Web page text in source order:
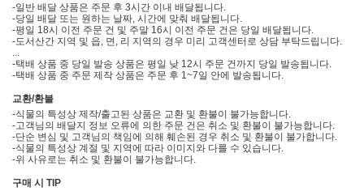
-일반 배달 상품은 주문 후 3시간 이내 배달됩니다.
-당일 배달 또는 원하는 날짜, 시간에 맞춰 배달됩니다.
-평일 18시 이전 주문 건 및 주말 16시 이전 주문 건은 당일 배달됩니다.
-도서산간 지역 및 읍, 면, 리 지역의 경우 미리 고객센터로 상담 부탁드립니다.
-택배 상품 중 당일 발송 상품은 평일 낮 12시 주문 건까지 당일 발송됩니다.
-택배 상품 중 주문 제작 상품은 주문 후 1~7일 안에 발송됩니다.
교환/환불
-식물의 특성상 제작/출고된 상품은 교환 및 환불이 불가능합니다.
-고객님의 배달지 정보 오류에 의한 주문 건은 취소 및 환불이 불가능합니다.
-단순 변심 및 고객님의 책임에 의해 훼손된 경우 취소 및 환불이 불가합니다.
-식물의 특성상 계절 및 지역에 따라 이미지와 다를 수 있습니다.
-위 사유로는 취소 및 환불이 불가능합니다.
구매 시 TIP